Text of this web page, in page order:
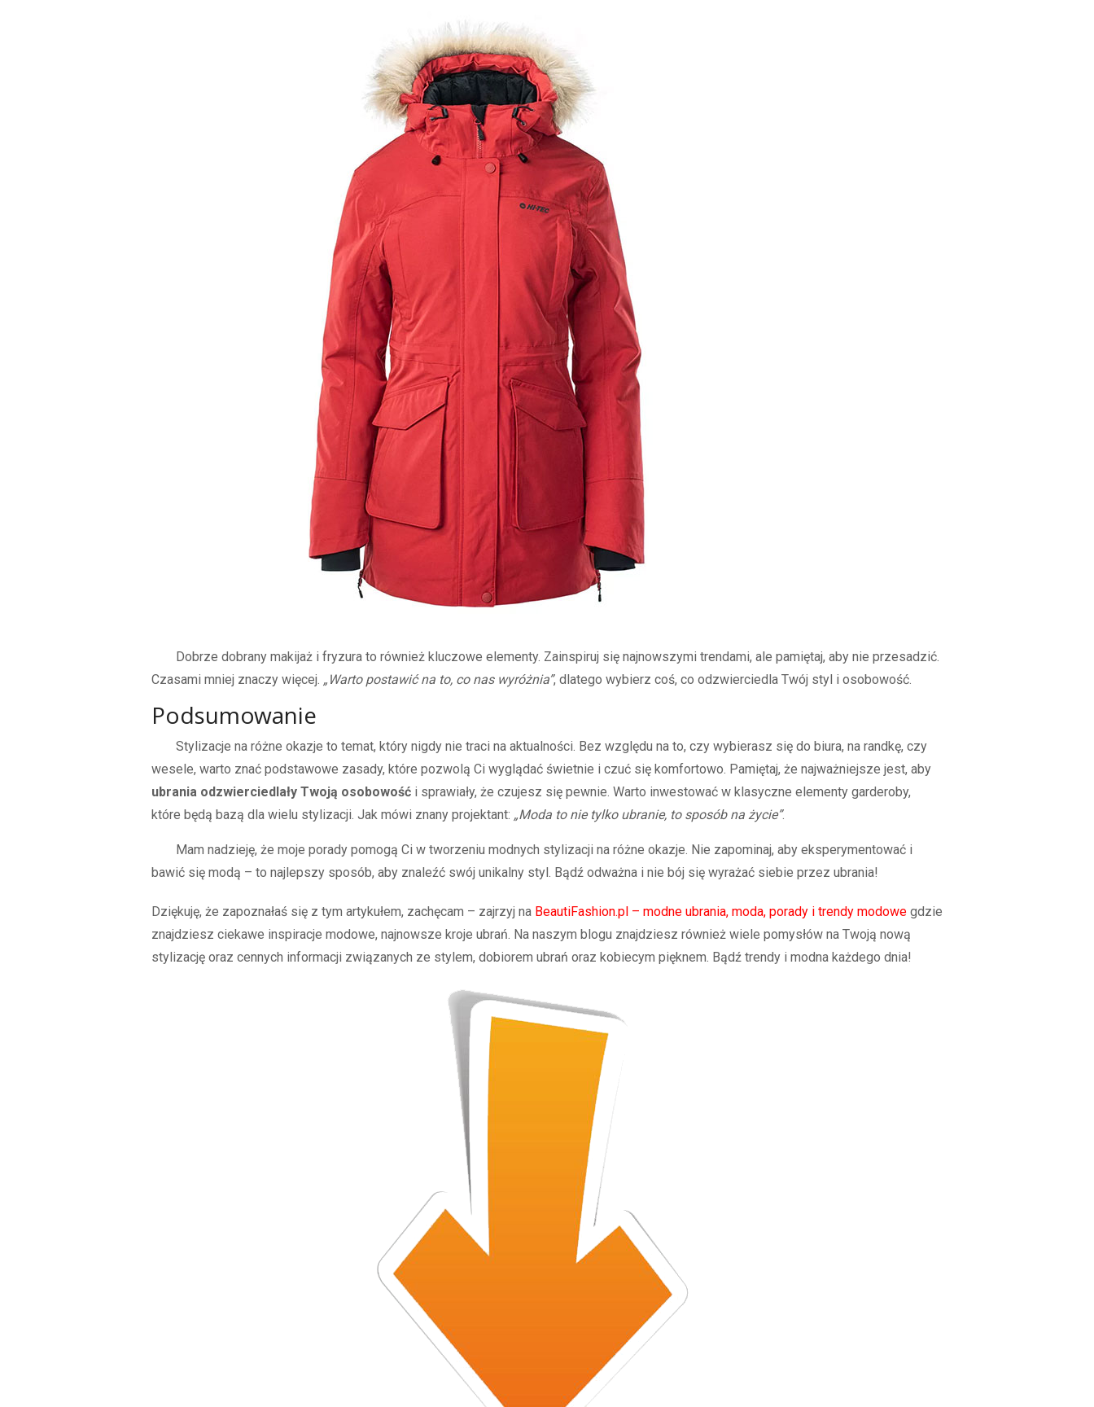
Dobrze dobrany makijaż i fryzura to również kluczowe elementy. Zainspiruj się najnowszymi trendami, ale pamiętaj, aby nie przesadzić.
Czasami mniej znaczy więcej. „Warto postawić na to, co nas wyróżnia”, dlatego wybierz coś, co odzwierciedla Twój styl i osobowość.
Podsumowanie
Stylizacje na różne okazje to temat, który nigdy nie traci na aktualności. Bez względu na to, czy wybierasz się do biura, na randkę, czy
wesele, warto znać podstawowe zasady, które pozwolą Ci wyglądać świetnie i czuć się komfortowo. Pamiętaj, że najważniejsze jest, aby
ubrania odzwierciedlały Twoją osobowośći sprawiały, że czujesz się pewnie. Warto inwestować w klasyczne elementy garderoby,
które będą bazą dla wielu stylizacji. Jak mówi znany projektant: „Moda to nie tylko ubranie, to sposób na życie”.
Mam nadzieję, że moje porady pomogą Ci w tworzeniu modnych stylizacji na różne okazje. Nie zapominaj, aby eksperymentować i
bawić się modą – to najlepszy sposób, aby znaleźć swój unikalny styl. Bądź odważna i nie bój się wyrażać siebie przez ubrania!
Dziękuję, że zapoznałaś się z tym artykułem, zachęcam – zajrzyj na BeautiFashion.pl – modne ubrania, moda, porady i trendy modowegdzie
znajdziesz ciekawe inspiracje modowe, najnowsze kroje ubrań. Na naszym blogu znajdziesz również wiele pomysłów na Twoją nową
stylizację oraz cennych informacji związanych ze stylem, dobiorem ubrań oraz kobiecym pięknem. Bądź trendy i modna każdego dnia!